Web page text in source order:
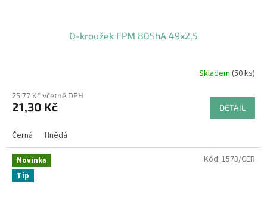
O-kroužek FPM 80ShA 49x2,5
Skladem (50 ks)
25,77 Kč včetně DPH
21,30 Kč DETAIL
Černá Hnědá
Novinka
Tip
Kód: 1573/CER